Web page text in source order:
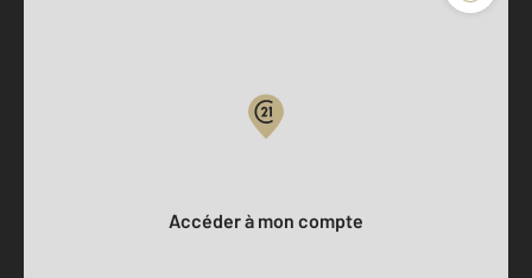
Accéder à mon compte